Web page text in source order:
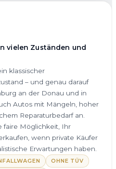
vielen Zuständen und
klassischer
– und genau darauf
an der Donau und in
Autos mit Mängeln, hoher
Reparaturbedarf an.
faire Möglichkeit, Ihr
wenn private Käufer
Erwartungen haben.
OHNE TÜV